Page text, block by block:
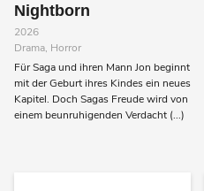
Nightborn
2026
Drama, Horror
Für Saga und ihren Mann Jon beginnt
mit der Geburt ihres Kindes ein neues
Kapitel. Doch Sagas Freude wird von
einem beunruhigenden Verdacht (...)